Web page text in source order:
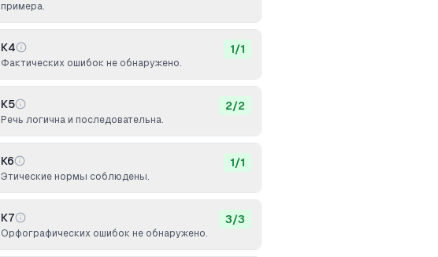
примера.
К4
Фактических ошибок не обнаружено.
1/1
К5
Речь логична и последовательна.
2/2
К6
Этические нормы соблюдены.
1/1
К7
Орфографических ошибок не обнаружено.
3/3